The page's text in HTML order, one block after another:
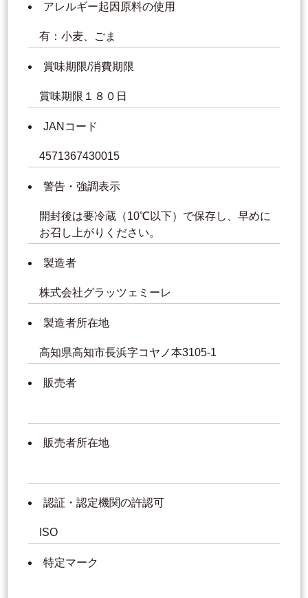
アレルギー起因原料の使用
有：小麦、ごま
賞味期限/消費期限
賞味期限１８０日
JANコード
4571367430015
警告・強調表示
開封後は要冷蔵（10℃以下）で保存し、早めに
お召し上がりください。
製造者
株式会社グラッツェミーレ
製造者所在地
高知県高知市長浜字コヤノ本3105-1
販売者
販売者所在地
認証・認定機関の許認可
ISO
特定マーク